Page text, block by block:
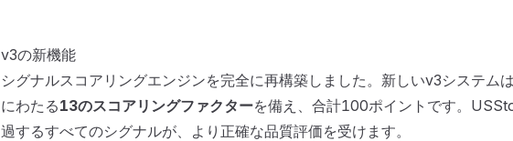
v3シグナルスコアリング登場：よりスマートなシグナ
ル、より高い勝率
v3の新機能
シグナルスコアリングエンジンを完全に再構築しました。新しいv3システム
にわたる13のスコアリングファクターを備え、合計100ポイントです。
過するすべてのシグナルが、より正確な品質評価を受けます。